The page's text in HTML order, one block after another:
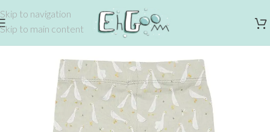
Skip to navigation
Skip to main content